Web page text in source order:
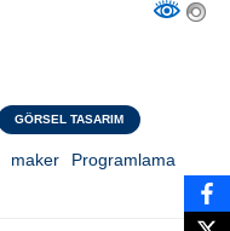
GÖRSEL TASARIM
maker
Programlama